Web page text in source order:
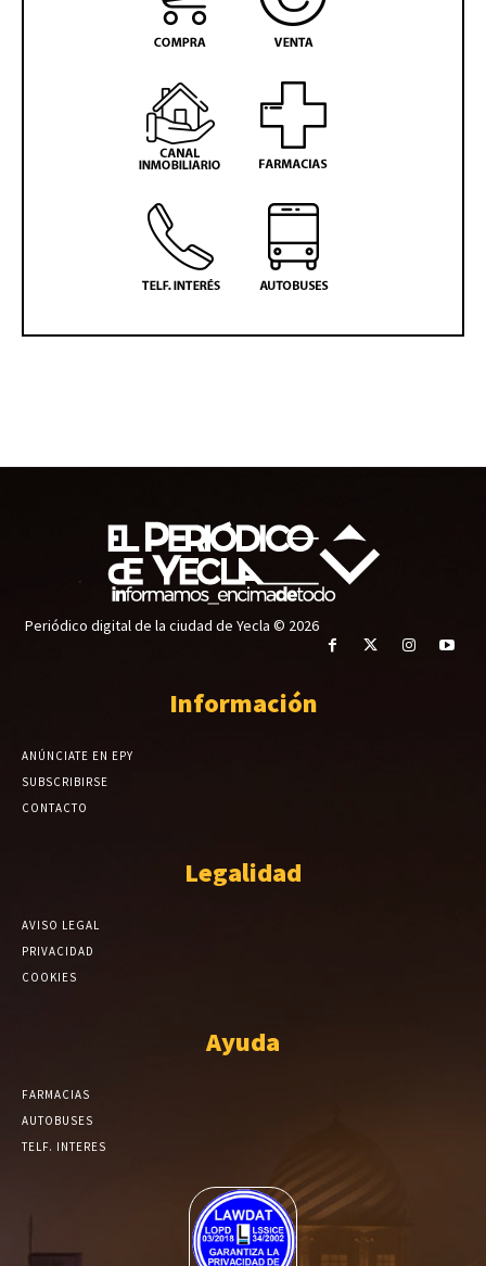
Periódico digital de la ciudad de Yecla © 2026
Información
ANÚNCIATE EN EPY
SUBSCRIBIRSE
CONTACTO
Legalidad
AVISO LEGAL
PRIVACIDAD
COOKIES
Ayuda
FARMACIAS
AUTOBUSES
TELF. INTERES